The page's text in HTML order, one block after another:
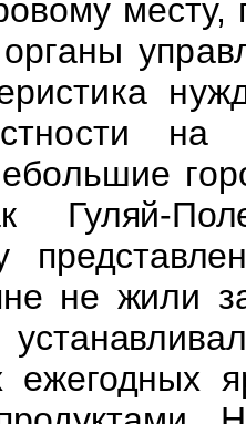
Гуляй-
не жили
ежегодных